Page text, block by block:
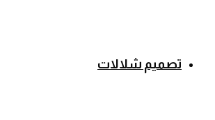
تصميم شلالات